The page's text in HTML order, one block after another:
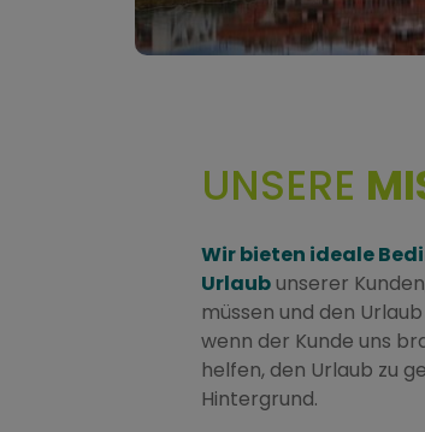
UNSERE
Wir bieten ideale
Urlaubunserer
müssen und den
wenn der Kunde uns
helfen, den Urlaub zu
Hintergrund.